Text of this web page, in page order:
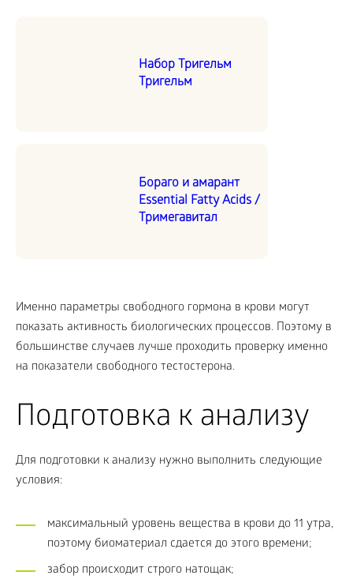
Набор Тригельм
Тригельм
Бораго и амарант
Essential Fatty Acids /
Тримегавитал
Именно параметры свободного гормона в крови могут
показать активность биологических процессов. Поэтому в
большинстве случаев лучше проходить проверку именно
на показатели свободного тестостерона.
Подготовка к анализу
Для подготовки к анализу нужно выполнить следующие
условия:
максимальный уровень вещества в крови до 11 утра,
поэтому биоматериал сдается до этого времени;
забор происходит строго натощак;